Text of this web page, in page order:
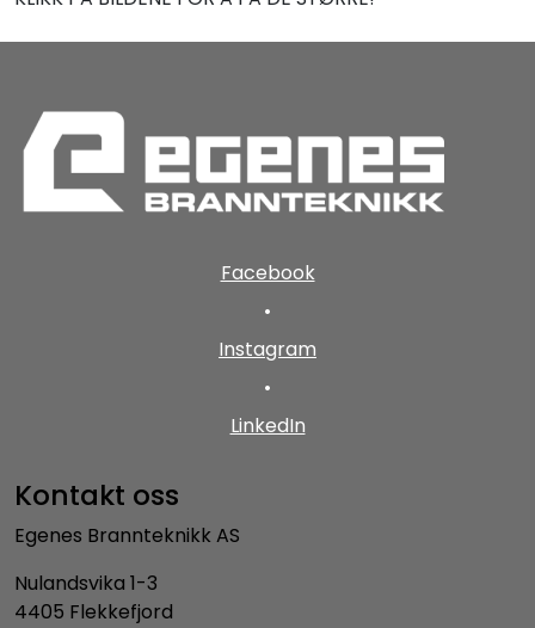
Facebook
•
Instagram
•
LinkedIn
Kontakt oss
Egenes Brannteknikk AS
Nulandsvika 1-3
4405 Flekkefjord